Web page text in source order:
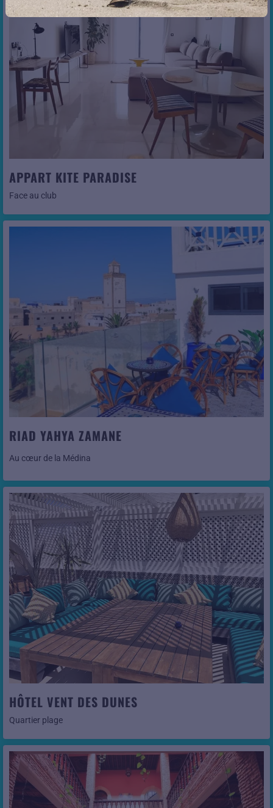
Voir cet hôtel
APPART KITE PARADISE
Face au club
Voir cet hôtel
RIAD YAHYA ZAMANE
Au cœur de la Médina
Voir cet hôtel
HÔTEL VENT DES DUNES
Quartier plage